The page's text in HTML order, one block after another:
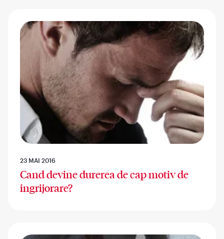
23 MAI 2016
Cand devine durerea de cap motiv de
ingrijorare?